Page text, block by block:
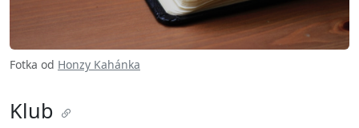
Fotka od Honzy Kahánka
Klub